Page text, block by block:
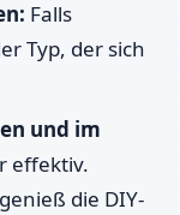
Falls
Typ, der sich
und im
effektiv.
die DIY-